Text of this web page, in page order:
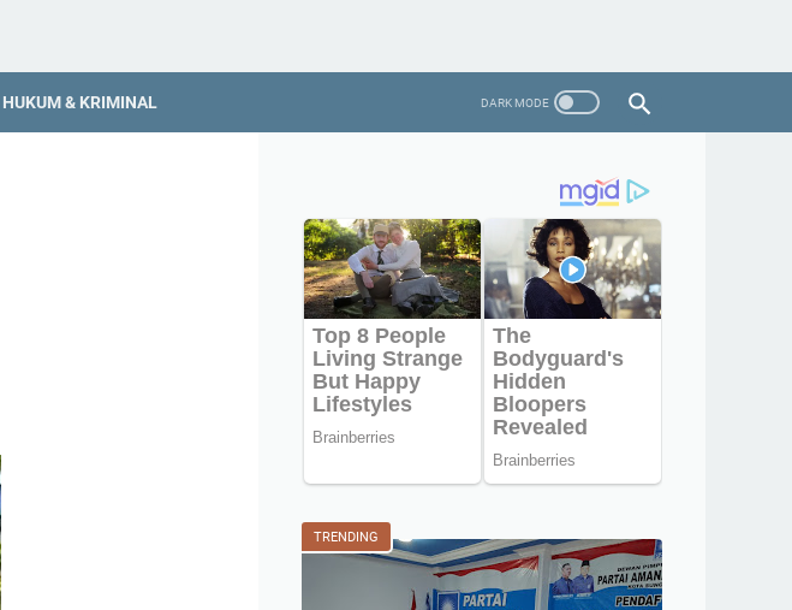
HUKUM & KRIMINAL
TRENDING